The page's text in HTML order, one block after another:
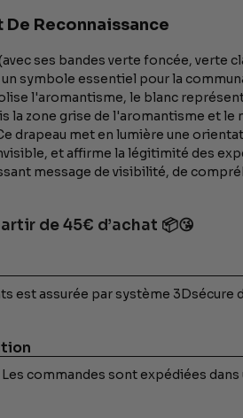
De Reconnaissance
ses bandes verte foncée, verte
symbole essentiel pour la
l'aromantisme, le blanc
la zone grise de l'aromantisme et le
drapeau met en lumière une
et affirme la légitimité des
message de visibilité, de
de 45€ d’achat 📦😘
est assurée par système 3Dsécure
commandes sont expédiées dans